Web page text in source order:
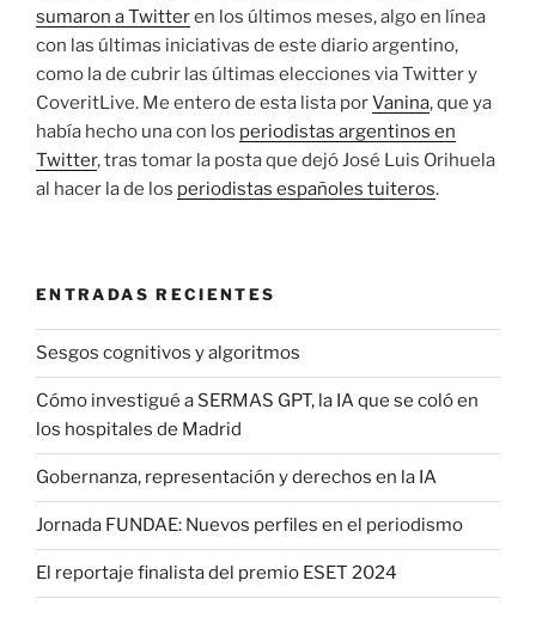
sumaron a Twitteren los últimos meses, algo en línea
con las últimas iniciativas de este diario argentino,
como la de cubrir las últimas elecciones via Twitter y
CoveritLive. Me entero de esta lista porVanina, que ya
había hecho una con los periodistas argentinos en
Twitter, tras tomar la posta que dejó José Luis Orihuela
al hacer la de los periodistas españoles tuiteros.
ENTRADAS RECIENTES
Sesgos cognitivos y algoritmos
Cómo investigué a SERMAS GPT, la IA que se coló en
los hospitales de Madrid
Gobernanza, representación y derechos en la IA
Jornada FUNDAE: Nuevos perfiles en el periodismo
El reportaje finalista del premio ESET 2024